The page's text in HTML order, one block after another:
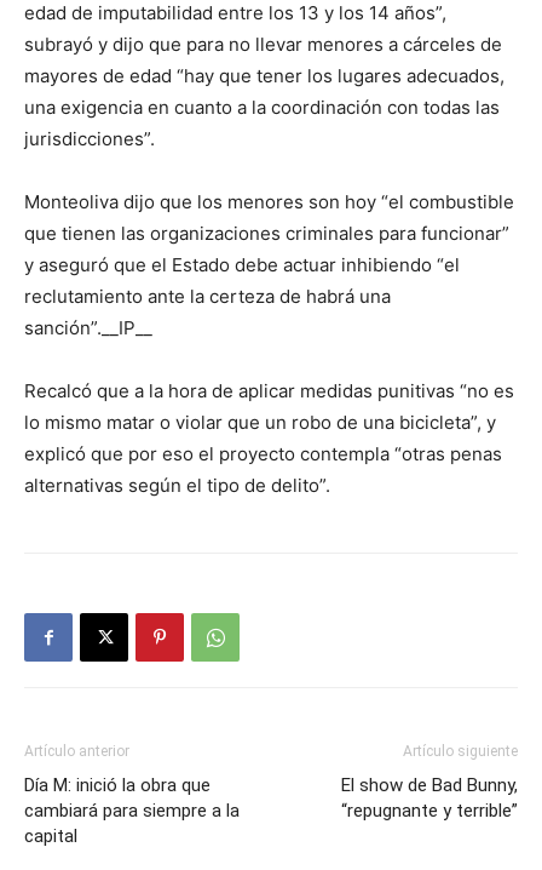
edad de imputabilidad entre los 13 y los 14 años”,
subrayó y dijo que para no llevar menores a cárceles de
mayores de edad “hay que tener los lugares adecuados,
una exigencia en cuanto a la coordinación con todas las
jurisdicciones”.
Monteoliva dijo que los menores son hoy “el combustible
que tienen las organizaciones criminales para funcionar”
y aseguró que el Estado debe actuar inhibiendo “el
reclutamiento ante la certeza de habrá una
sanción”.__IP__
Recalcó que a la hora de aplicar medidas punitivas “no es
lo mismo matar o violar que un robo de una bicicleta”, y
explicó que por eso el proyecto contempla “otras penas
alternativas según el tipo de delito”.
Artículo anterior
Día M: inició la obra que
cambiará para siempre a la
capital
Artículo siguiente
El show de Bad Bunny,
“repugnante y terrible”